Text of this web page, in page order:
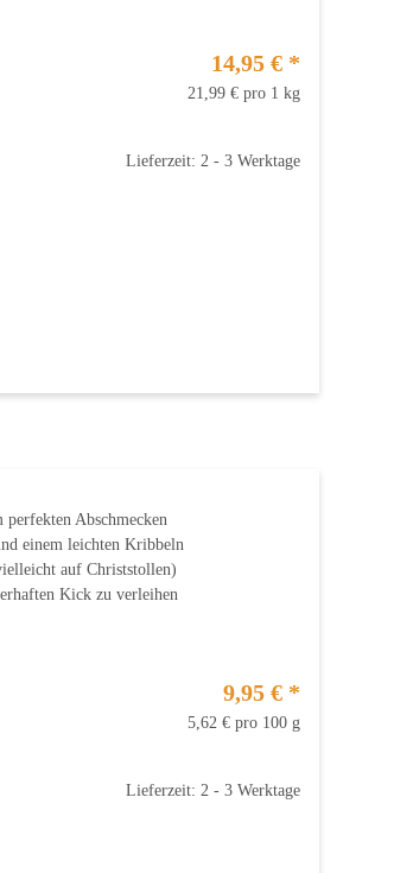
14,95 € *
21,99 € pro 1 kg
Lieferzeit: 2 - 3 Werktage
perfekten Abschmecken
einem leichten Kribbeln
auf Christstollen)
Kick zu verleihen
9,95 € *
5,62 € pro 100 g
Lieferzeit: 2 - 3 Werktage